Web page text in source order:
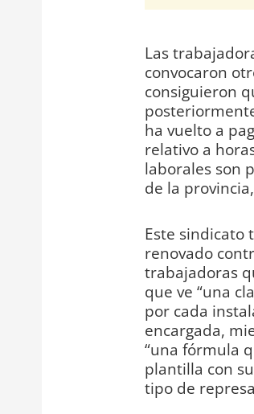
Las
convocaron
consiguieron
ha vuelto a
relativo a
laborales son
de la
Este sindicato
renovado
trabajadoras
que ve “una
por cada
encargada,
“una fórmula
plantilla con
tipo de